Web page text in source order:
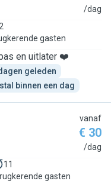
/dag
2
gasten
en uitlater ❤️
geleden
binnen een dag
vanaf
€ 30
/dag
11
gasten